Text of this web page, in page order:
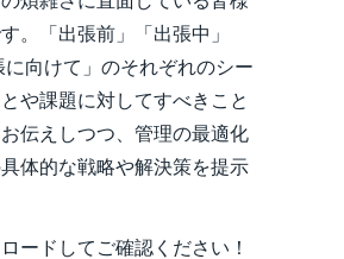
。「出張前」「出張中」
に向けて」のそれぞれのシー
や課題に対してすべきこと
伝えしつつ、管理の最適化
体的な戦略や解決策を提示
ードしてご確認ください！